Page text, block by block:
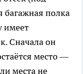
багажная полка
имеет
Сначала он
место —
места не